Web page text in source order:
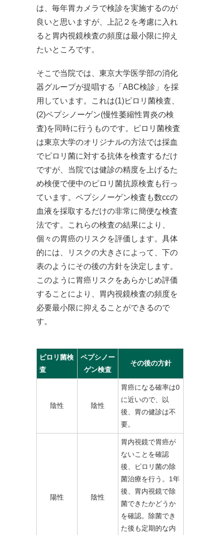
は、毎年胃カメラで検診を実施するのが
良いと思いますが、上記２を考慮に入れ
ると胃内視鏡検査の頻度は最小限に抑え
たいところです。
そこで当院では、東京大学医学部の消化
器グループが提唱する「ABC検診」を採
用しています。これは(1)ピロリ菌検査、
(2)ペプシノーゲン(慢性萎縮性胃炎の検
査)を同時に行うものです。ピロリ菌検査
は東京大学のオリジナルの方法では採血
でピロリ菌に対する抗体を検査するだけ
ですが、当院では健診の精度を上げるた
め検便で便中のピロリ菌抗原検査も行っ
ています。ペプシノーゲン検査も数ccの
血液を採取するだけの非常に簡便な検査
法です。これらの検査の結果により、
個々の胃癌のリスクを評価します。具体
的には、リスクの大きさによって、下の
表のようにその後の方針を決定します。
このように胃癌リスクをあらかじめ評価
することにより、胃内視鏡検査の頻度を
必要最小限に抑えることができるので
す。
ピロリ菌検
査
ペプシノー
ゲン検査
その後の方針
陰性 陰性
胃癌になる確率は0
に近いので、以
後、胃の健診は不
要。
陽性 陰性
胃内視鏡で胃癌が
ないことを確認
後、ピロリ菌の除
菌治療を行う。1年
後、胃内視鏡で除
菌できたかどうか
を確認。除菌でき
た後も定期的な内